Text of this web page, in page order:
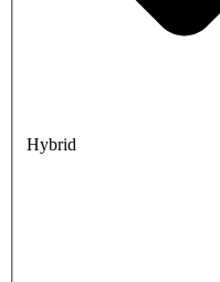
Hybrid